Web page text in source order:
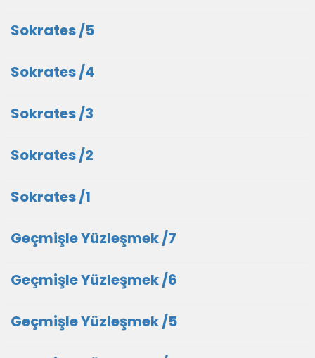
Sokrates /5
Sokrates /4
Sokrates /3
Sokrates /2
Sokrates /1
Geçmişle Yüzleşmek /7
Geçmişle Yüzleşmek /6
Geçmişle Yüzleşmek /5